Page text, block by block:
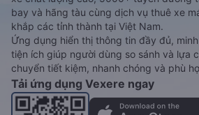
bay và hãng tàu cùng dịch vụ thuê xe
khắp các tỉnh thành tại Việt Nam.
Ứng dụng hiển thị thông tin đầy đủ,
tiện ích giúp người dùng so sánh và lựa
chuyển tiết kiệm, nhanh chóng và phù
Tải ứng dụng Vexere ngay